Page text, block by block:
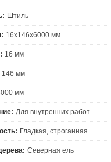
Штиль
16х146х6000 мм
16 мм
146 мм
мм
Для внутренних работ
Гладкая, строганная
Северная ель